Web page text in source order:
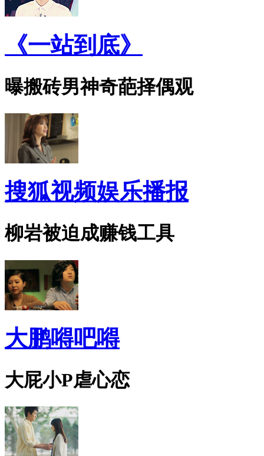
《一站到底》
曝搬砖男神奇葩择偶观
搜狐视频娱乐播报
柳岩被迫成赚钱工具
大鹏嘚吧嘚
大屁小P虐心恋